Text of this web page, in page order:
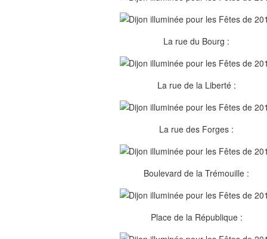
La rue du Bourg :
La rue de la Liberté :
La rue des Forges :
Boulevard de la Trémouille :
Place de la République :